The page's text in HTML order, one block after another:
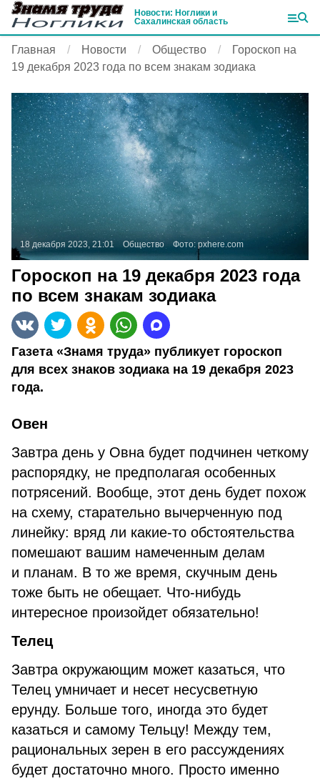
Новости: Ноглики и
Сахалинская область
Главная Новости Общество
Гороскоп на
19 декабря 2023 года по всем знакам зодиака
18 декабря 2023, 21:01 Общество Фото: pxhere.com
Гороскоп на 19 декабря 2023 года
по всем знакам зодиака
Газета «Знамя труда» публикует гороскоп
для всех знаков зодиака на 19 декабря 2023
года.
Овен
Завтра день у Овна будет подчинен четкому
распорядку, не предполагая особенных
потрясений. Вообще, этот день будет похож
на схему, старательно вычерченную под
линейку: вряд ли какие-то обстоятельства
помешают вашим намеченным делам
и планам. В то же время, скучным день
тоже быть не обещает. Что-нибудь
интересное произойдет обязательно!
Телец
Завтра окружающим может казаться, что
Телец умничает и несет несусветную
ерунду. Больше того, иногда это будет
казаться и самому Тельцу! Между тем,
рациональных зерен в его рассуждениях
будет достаточно много. Просто именно